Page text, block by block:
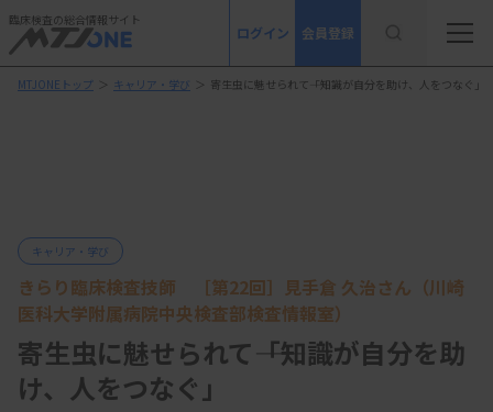
臨床検査の総合情報サイト
ログイン 会員登録
MTJONEトップ ＞ キャリア・学び ＞ 寄生虫に魅せられて――「知識が自分を助け、人をつなぐ」
キャリア・学び
きらり臨床検査技師 ［第22回］見手倉 久治さん（川崎
医科大学附属病院中央検査部検査情報室）
寄生虫に魅せられて――「知識が自分を助
け、人をつなぐ」